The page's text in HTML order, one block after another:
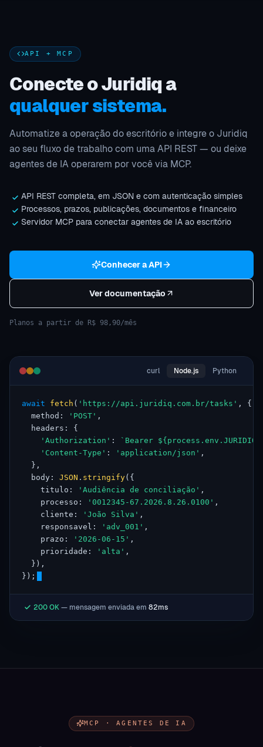
API + MCP
Conecte o Juridiq a
qualquer sistema.
Automatize a operação do escritório e integre o Juridiq
ao seu fluxo de trabalho com uma API REST — ou deixe
agentes de IA operarem por você via MCP.
API REST completa, em JSON e com autenticação simples
Processos, prazos, publicações, documentos e financeiro
Servidor MCP para conectar agentes de IA ao escritório
Conhecer a API
Ver documentação
Planos a partir de R$ 98,90/mês
curl Node.js Python
await fetch ( 'https://api.juridiq.com.br/tasks' , {
  method:
'POST' ,
  headers: {
'Authorization' :
`Bearer
'Content-Type' : 'application/json' ,
  },
  body:
JSON . stringify({
    titulo:
'Audiência de conciliação' ,
    processo:
'0012345-67.2026.8.26.0100' ,
    cliente:
'João Silva' ,
    responsavel:
'adv_001' ,
    prazo:
'2026-06-15' ,
    prioridade:
'alta' ,
  }),
});
200 OK— mensagem enviada em 82ms
MCP · AGENTES DE IA